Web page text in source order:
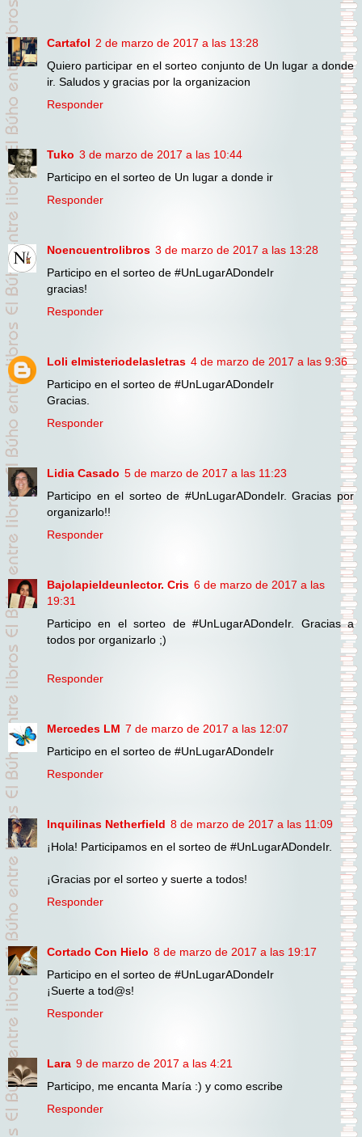
Cartafol 2 de marzo de 2017 a las 13:28
Quiero participar en el sorteo conjunto de Un lugar a donde
ir. Saludos y gracias por la organizacion
Responder
Tuko 3 de marzo de 2017 a las 10:44
Participo en el sorteo de Un lugar a donde ir
Responder
Noencuentrolibros 3 de marzo de 2017 a las 13:28
Participo en el sorteo de #UnLugarADondeIr
gracias!
Responder
Loli elmisteriodelasletras 4 de marzo de 2017 a las 9:36
Participo en el sorteo de #UnLugarADondeIr
Gracias.
Responder
Lidia Casado 5 de marzo de 2017 a las 11:23
Participo en el sorteo de #UnLugarADondeIr. Gracias por
organizarlo!!
Responder
Bajolapieldeunlector. Cris 6 de marzo de 2017 a las
19:31
Participo en el sorteo de #UnLugarADondeIr. Gracias a
todos por organizarlo ;)
Responder
Mercedes LM 7 de marzo de 2017 a las 12:07
Participo en el sorteo de #UnLugarADondeIr
Responder
Inquilinas Netherfield 8 de marzo de 2017 a las 11:09
¡Hola! Participamos en el sorteo de #UnLugarADondeIr.
¡Gracias por el sorteo y suerte a todos!
Responder
Cortado Con Hielo 8 de marzo de 2017 a las 19:17
Participo en el sorteo de #UnLugarADondeIr
¡Suerte a tod@s!
Responder
Lara 9 de marzo de 2017 a las 4:21
Participo, me encanta María :) y como escribe
Responder